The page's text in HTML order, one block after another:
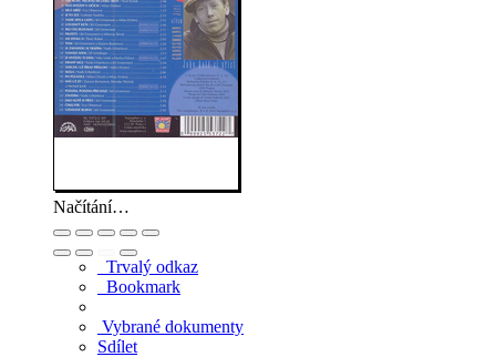
Načítání…
Trvalý odkaz
Bookmark
Vybrané dokumenty
Sdílet